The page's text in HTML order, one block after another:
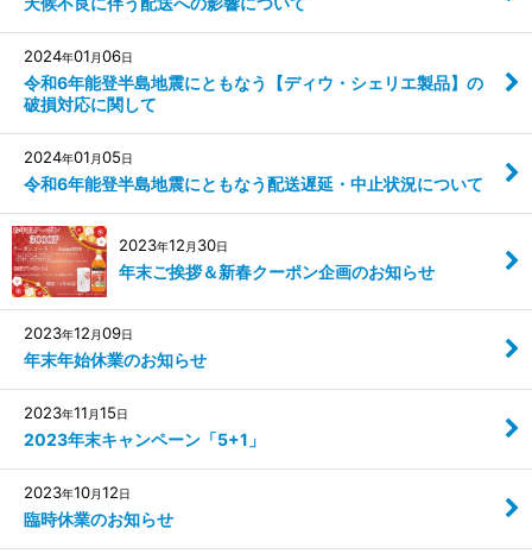
2024年01 月06日
令和6年能登半島地震にともなう【ディウ・シェリエ製品】の
破損対応に関して
2024年01 月05日
令和6年能登半島地震にともなう配送遅延・中止状況について
2023年12 月 30日
年末ご挨拶＆新春クーポン企画のお知らせ
2023年12 月09日
年末年始休業のお知らせ
2023年11 月15日
2023年末キャンペーン「5+1」
2023年10月12日
臨時休業のお知らせ